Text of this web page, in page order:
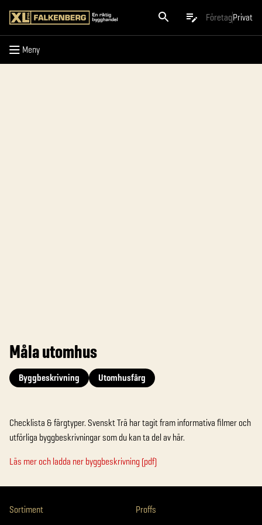
FöretagPrivat
Meny
Meny
Måla utomhus
Byggbeskrivning Utomhusfärg
Checklista & färgtyper. Svenskt Trä har tagit fram informativa filmer och
utförliga byggbeskrivningar som du kan ta del av här.
Läs mer och ladda ner byggbeskrivning (pdf)
Sortiment Proffs